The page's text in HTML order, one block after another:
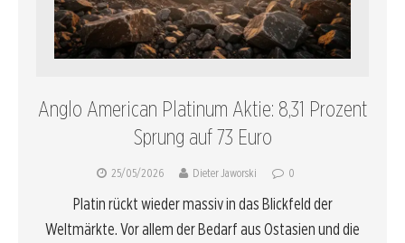
Anglo American Platinum Aktie: 8,31 Prozent
Sprung auf 73 Euro
25/05/2026 Dieter Jaworski 0
Platin rückt wieder massiv in das Blickfeld der
Weltmärkte. Vor allem der Bedarf aus Ostasien und die